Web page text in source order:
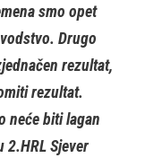
smo opet
Drugo
rezultat,
rezultat.
neće biti lagan
2.HRL Sjever